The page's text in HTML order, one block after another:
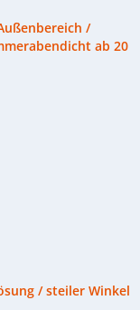
/
ab 20
/ steiler Winkel